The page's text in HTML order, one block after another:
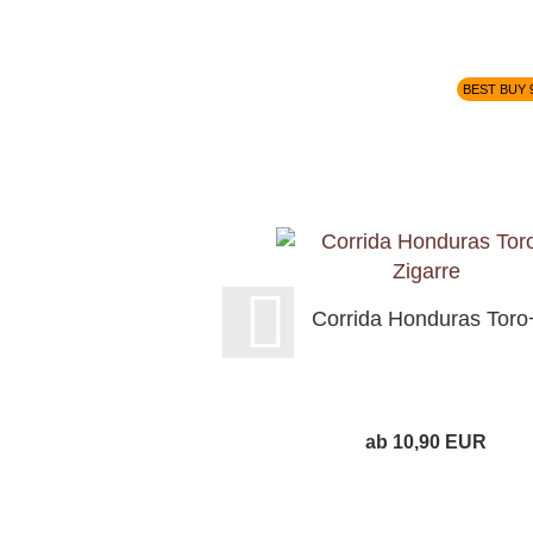
BEST BUY
Corrida Honduras
ab 10,90 EUR